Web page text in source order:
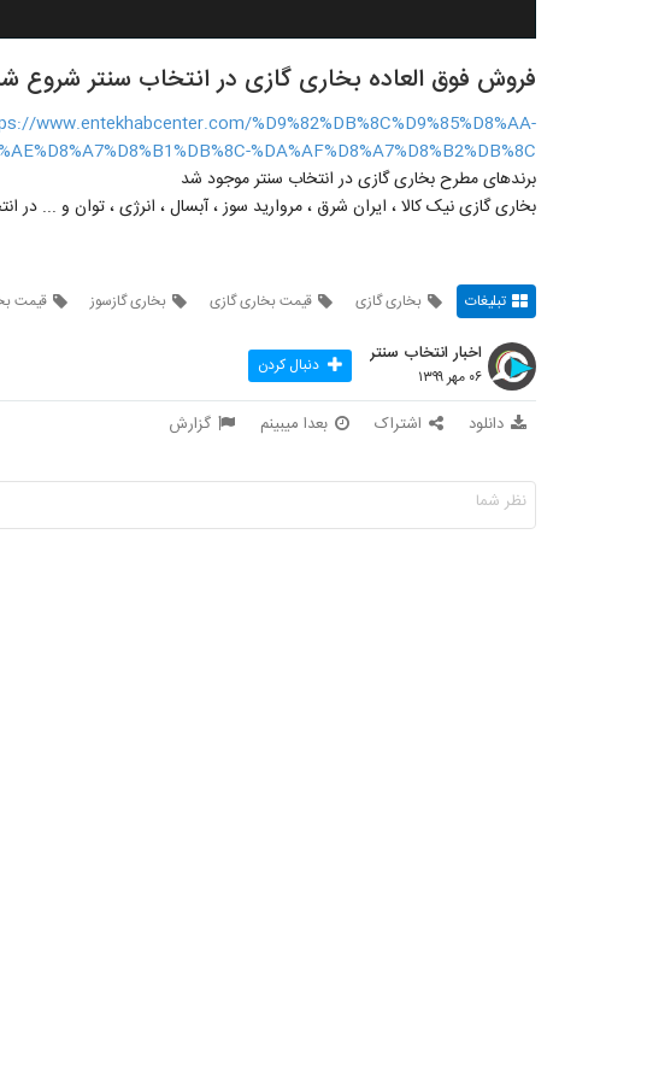
فروش فوق العاده بخاری گازی در انتخاب سنتر شروع
www.entekhabcenter.com/%D9%82%DB%8C%D9%85%D8%AA-
%DA%AF%D8%A7%D8%B2%DB%8C/
برندهای مطرح بخاری گازی در انتخاب سنتر موجود شد
بخاری گازی نیک کالا ، ایران شرق ، مروارید سوز ، آبسال ، انرژی ، توان و ...
تبلیغات بخاری گازی قیمت بخاری گازی بخاری گازسوز قیمت
اخبار انتخاب سنتر
۰۶ مهر ۱۳۹۹ دنبال کردن
دانلود اشتراک بعدا میبینم گزارش